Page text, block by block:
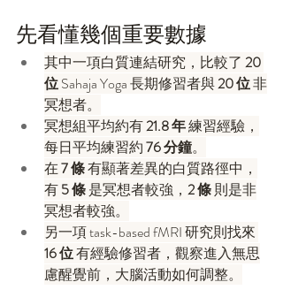
先看懂幾個重要數據
其中一項白質連結研究，比較了 20
位 Sahaja Yoga 長期修習者與 20 位 非
冥想者。
冥想組平均約有 21.8 年 練習經驗，
每日平均練習約 76 分鐘。
在 7 條 有顯著差異的白質路徑中，
有 5 條 是冥想者較強， 2 條 則是非
冥想者較強。
另一項 task-based fMRI 研究則找來
16 位 有經驗修習者，觀察進入無思
慮醒覺前，大腦活動如何調整。